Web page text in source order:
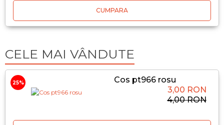
CUMPARA
CELE MAI VÂNDUTE
25%
Cos pt966 rosu
3,00 RON
4,00 RON